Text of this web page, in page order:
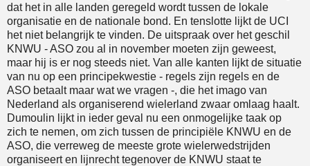
dat het in alle landen geregeld wordt tussen de lokale
organisatie en de nationale bond. En tenslotte lijkt de UCI
het niet belangrijk te vinden. De uitspraak over het geschil
KNWU - ASO zou al in november moeten zijn geweest,
maar hij is er nog steeds niet. Van alle kanten lijkt de situatie
van nu op een principekwestie - regels zijn regels en de
ASO betaalt maar wat we vragen -, die het imago van
Nederland als organiserend wielerland zwaar omlaag haalt.
Dumoulin lijkt in ieder geval nu een onmogelijke taak op
zich te nemen, om zich tussen de principiële KNWU en de
ASO, die verreweg de meeste grote wielerwedstrijden
organiseert en lijnrecht tegenover de KNWU staat te